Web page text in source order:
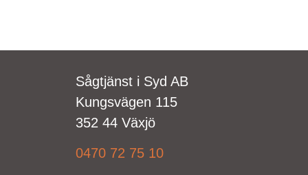
Sågtjänst i Syd AB
Kungsvägen 115
352 44 Växjö
0470 72 75 10